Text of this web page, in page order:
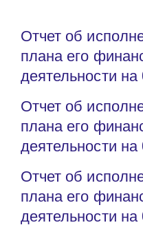
Отчет об
плана его
деятельности на
Отчет об
плана его
деятельности на
Отчет об
плана его
деятельности на